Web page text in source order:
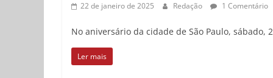
22 de janeiro de 2025 Redação 1 Comentário
No aniversário da cidade de São Paulo, sábado,
Ler mais